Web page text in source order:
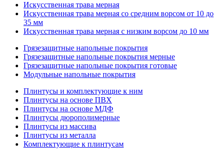
Искуccтвенная трава мерная
Искусственная трава мерная со средним ворсом от 10 до
35 мм
Искусственная трава мерная с низким ворсом до 10 мм
Грязезащитные напольные покрытия
Грязезащитные напольные покрытия мерные
Грязезащитные напольные покрытия готовые
Модульные напольные покрытия
Плинтусы и комплектующие к ним
Плинтусы на основе ПВХ
Плинтусы на основе МДФ
Плинтусы дюрополимерные
Плинтусы из массива
Плинтусы из металла
Комплектующие к плинтусам